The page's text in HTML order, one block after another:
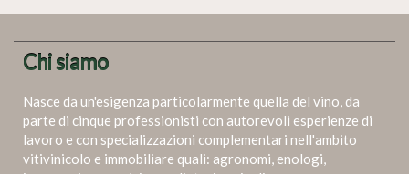
Chi siamo
Nasce da un'esigenza particolarmente quella del vino, da
parte di cinque professionisti con autorevoli esperienze di
lavoro e con specializzazioni complementari nell'ambito
vitivinicolo e immobiliare quali: agronomi, enologi,